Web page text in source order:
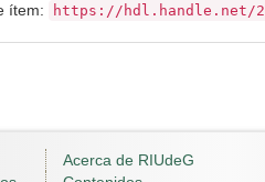
ítem: https://hdl.handle.net/
Acerca de RIUdeG